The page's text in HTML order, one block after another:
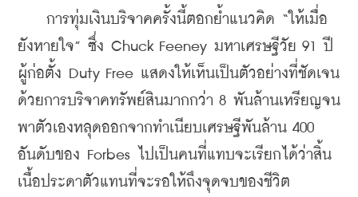
การทุ่มเงินบริจาคครั้งนี้ตอกย้ำแนวคิด “ให้เมื่อ
ยังหายใจ” ซึ่ง Chuck Feeney มหาเศรษฐีวัย 91 ปี
ผู้ก่อตั้ง Duty Free แสดงให้เห็นเป็นตัวอย่างที่ชัดเจน
ด้วยการบริจาคทรัพย์สินมากกว่า 8 พันล้านเหรียญจน
พาตัวเองหลุดออกจากทำเนียบเศรษฐีพันล้าน 400
อันดับของ Forbes ไปเป็นคนที่แทบจะเรียกได้ว่าสิ้น
เนื้อประดาตัวแทนที่จะรอให้ถึงจุดจบของชีวิต